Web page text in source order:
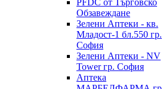
Обзавеждане
Зелени Аптеки - кв.
Младост-1 бл.550 гр.
София
Зелени Аптеки - NV
Tower гр. София
Аптека